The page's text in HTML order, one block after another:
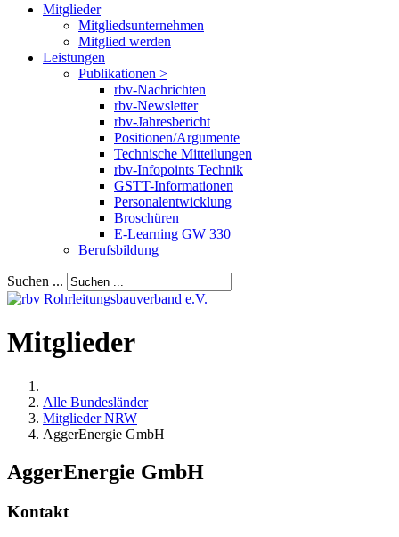
Mitglieder
Mitgliedsunternehmen
Mitglied werden
Leistungen
Publikationen >
rbv-Nachrichten
rbv-Newsletter
rbv-Jahresbericht
Positionen/Argumente
Technische Mitteilungen
rbv-Infopoints Technik
GSTT-Informationen
Personalentwicklung
Broschüren
E-Learning GW 330
Berufsbildung
Suchen ...
Mitglieder
Alle Bundesländer
Mitglieder NRW
AggerEnergie GmbH
AggerEnergie GmbH
Kontakt